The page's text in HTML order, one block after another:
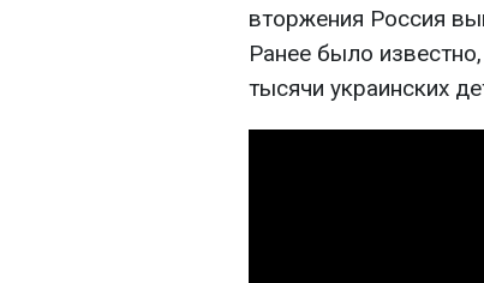
вторжения Россия
Ранее было
тысячи украинских